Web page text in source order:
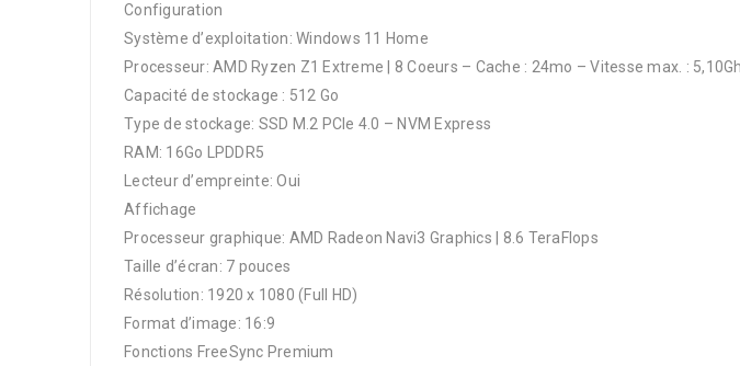
Configuration
Système d’exploitation: Windows 11 Home
Processeur: AMD Ryzen Z1 Extreme | 8 Coeurs – Cache : 24mo – Vitesse max. :
Capacité de stockage : 512 Go
Type de stockage: SSD M.2 PCIe 4.0 – NVM Express
RAM: 16Go LPDDR5
Lecteur d’empreinte: Oui
Affichage
Processeur graphique: AMD Radeon Navi3 Graphics | 8.6 TeraFlops
Taille d’écran: 7 pouces
Résolution: 1920 x 1080 (Full HD)
Format d’image: 16:9
Fonctions FreeSync Premium